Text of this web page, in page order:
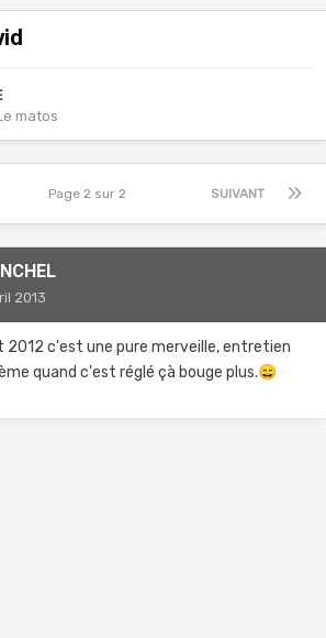
matos
SUIVANT
Page 2 sur 2
2013
2012 c'est une pure merveille, entretien
quand c'est réglé çà bouge plus.😄